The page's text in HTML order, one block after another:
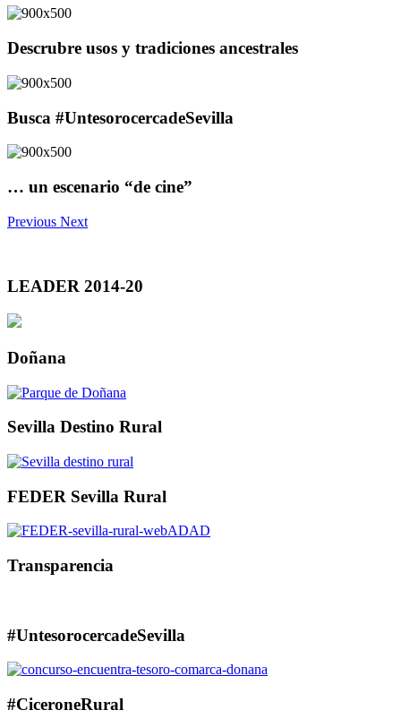
Descrubre usos y tradiciones ancestrales
Busca #UntesorocercadeSevilla
… un escenario “de cine”
Previous Next
LEADER 2014-20
Doñana
Sevilla Destino Rural
FEDER Sevilla Rural
Transparencia
#UntesorocercadeSevilla
#CiceroneRural